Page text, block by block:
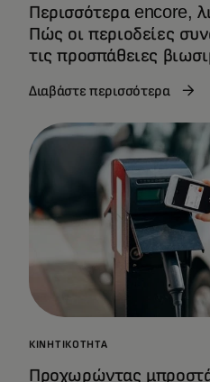
Περισσότερα encore,
Πώς οι περιοδείες
τις προσπάθειες
Διαβάστε περισσότερα
ΚΙΝΗΤΙΚΌΤΗΤΑ
Προχωρώντας